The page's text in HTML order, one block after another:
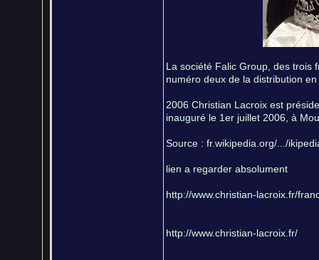
La société Falic Group, des trois
numéro deux de la distribution
2006 Christian Lacroix est
inauguré le 1er juillet 2006, à
Source : fr.wikipedia.org/.../
lien a regarder absolument
http://www.christian-lacroix.fr/
http://www.christian-lacroix.fr/